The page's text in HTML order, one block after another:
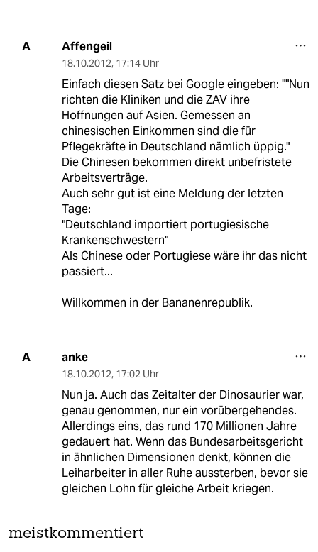
A Affengeil
18.10.2012, 17:14 Uhr
Einfach diesen Satz bei Google eingeben: ""Nun
richten die Kliniken und die ZAV ihre
Hoffnungen auf Asien. Gemessen an
chinesischen Einkommen sind die für
Pflegekräfte in Deutschland nämlich üppig."
Die Chinesen bekommen direkt unbefristete
Arbeitsverträge.
Auch sehr gut ist eine Meldung der letzten
Tage:
"Deutschland importiert portugiesische
Krankenschwestern"
Als Chinese oder Portugiese wäre ihr das nicht
passiert...
Willkommen in der Bananenrepublik.
A anke
18.10.2012, 17:02 Uhr
Nun ja. Auch das Zeitalter der Dinosaurier war,
genau genommen, nur ein vorübergehendes.
Allerdings eins, das rund 170 Millionen Jahre
gedauert hat. Wenn das Bundesarbeitsgericht
in ähnlichen Dimensionen denkt, können die
Leiharbeiter in aller Ruhe aussterben, bevor sie
gleichen Lohn für gleiche Arbeit kriegen.
meistkommentiert